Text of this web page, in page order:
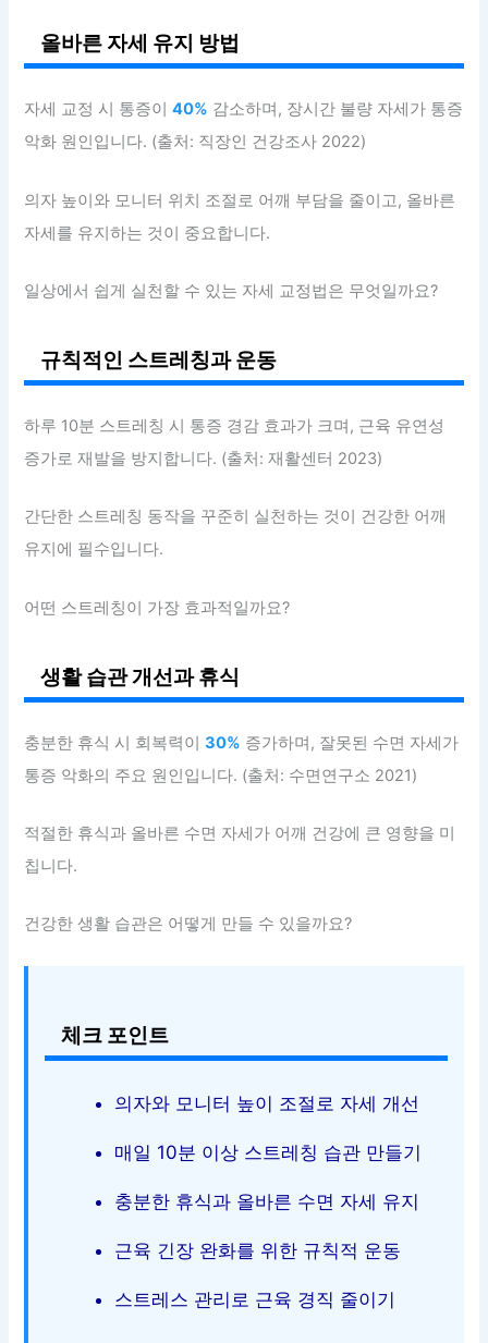
올바른 자세 유지 방법
자세 교정 시 통증이40% 감소하며, 장시간 불량 자세가 통증
악화 원인입니다. (출처: 직장인 건강조사 2022)
의자 높이와 모니터 위치 조절로 어깨 부담을 줄이고, 올바른
자세를 유지하는 것이 중요합니다.
일상에서 쉽게 실천할 수 있는 자세 교정법은 무엇일까요?
규칙적인 스트레칭과 운동
하루 10분 스트레칭 시 통증 경감 효과가 크며, 근육 유연성
증가로 재발을 방지합니다. (출처: 재활센터 2023)
간단한 스트레칭 동작을 꾸준히 실천하는 것이 건강한 어깨
유지에 필수입니다.
어떤 스트레칭이 가장 효과적일까요?
생활 습관 개선과 휴식
충분한 휴식 시 회복력이30% 증가하며, 잘못된 수면 자세가
통증 악화의 주요 원인입니다. (출처: 수면연구소 2021)
적절한 휴식과 올바른 수면 자세가 어깨 건강에 큰 영향을 미
칩니다.
건강한 생활 습관은 어떻게 만들 수 있을까요?
체크 포인트
의자와 모니터 높이 조절로 자세 개선
매일 10분 이상 스트레칭 습관 만들기
충분한 휴식과 올바른 수면 자세 유지
근육 긴장 완화를 위한 규칙적 운동
스트레스 관리로 근육 경직 줄이기